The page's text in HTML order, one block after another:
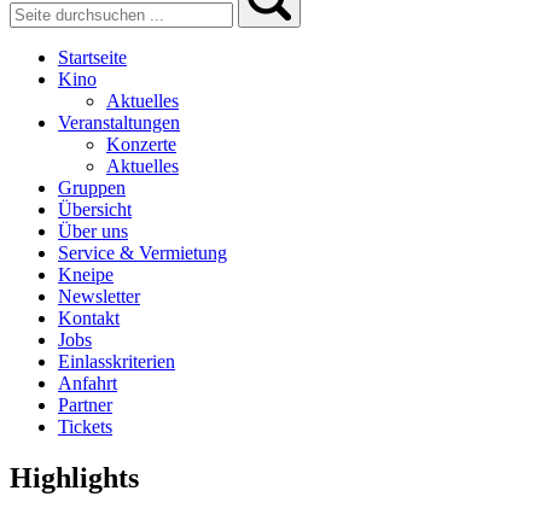
Startseite
Kino
Aktuelles
Veranstaltungen
Konzerte
Aktuelles
Gruppen
Übersicht
Über uns
Service & Vermietung
Kneipe
Newsletter
Kontakt
Jobs
Einlasskriterien
Anfahrt
Partner
Tickets
Highlights